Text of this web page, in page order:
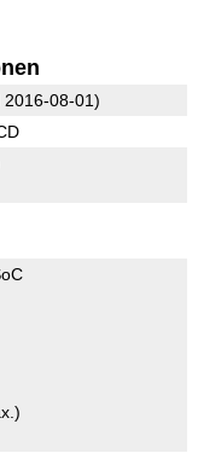
08-01)